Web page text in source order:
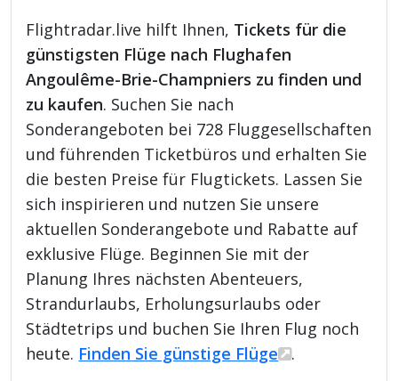
Flightradar.live hilft Ihnen, Tickets für die
günstigsten Flüge nach Flughafen
Angoulême-Brie-Champniers zu finden und
zu kaufen. Suchen Sie nach
Sonderangeboten bei 728 Fluggesellschaften
und führenden Ticketbüros und erhalten Sie
die besten Preise für Flugtickets. Lassen Sie
sich inspirieren und nutzen Sie unsere
aktuellen Sonderangebote und Rabatte auf
exklusive Flüge. Beginnen Sie mit der
Planung Ihres nächsten Abenteuers,
Strandurlaubs, Erholungsurlaubs oder
Städtetrips und buchen Sie Ihren Flug noch
heute. Finden Sie günstige Flüge .